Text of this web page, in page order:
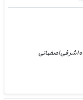
اشرفی اصفهانی